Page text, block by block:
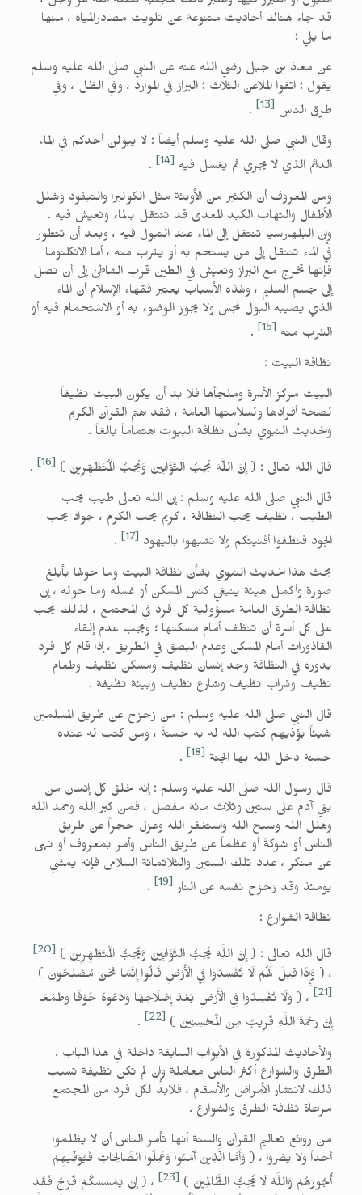
قد جاء هناك أحاديث متنوعة عن تلويث مصادرالمياه ، منها
ما يلي :
عن معاذ بن جبل رضي الله عنه عن النبي صلى الله عليه وسلم
يقول : اتقوا الملاعن الثلاث : البراز في الموارد ، وفي الظل ، وفي
طرق الناس [13]
.
وقال النبي صلى الله عليه وسلم أيضاً : لا يبولن أحدكم في الماء
الدائم الذي لا يجري ثم يغسل فيه [14]
.
ومن المعروف أن الكثير من الأوبئة مثل الكوليرا والتيفود وشلل
الأطفال والتهاب الكبد المعدى قد تنتقل بالماء وتعيش فيه .
وإن البلهارسيا تنتقل إلى الماء عند التبول فيه ، وبعد أن تتطور
في الماء تنتقل إلى من يستحم به أو يشرب منه ، أما الانكلتوما
فإنها تخرج مع البراز وتعيش في الطين قرب الشاطئ إلى أن تصل
إلى جسم السليم ، ولهذه الأسباب يعتبر فقهاء الإسلام أن الماء
الذي يصيبه البول نجس ولا يجوز الوضوء به أو الاستحمام فيه أو
الشرب منه [15]
.
نظافة البيت :
البيت مركز الأسرة وملجأها فلا بد أن يكون البيت نظيفاً
لصحة أفرادها ولسلامتها العامة ، فقد اهتم القرآن الكريم
والحديث النبوي بشأن نظافة البيوت اهتماماً بالغاً .
قال الله تعالى : ( إِنَّ اللَّهَ يُحِبُّ التَّوَّابِينَ وَيُحِبُّ الْمُتَطَهِّرِينَ ) [16]
.
قال النبي صلى الله عليه وسلم : إن الله تعالى طيب يحب
الطيب ، نظيف يحب النظافة ، كريم يحب الكرم ، جواد يحب
الجود فنظفوا أفنيتكم ولا تشبهوا باليهود [17]
.
يحث هذا الحديث النبوي بشأن نظافة البيت وما حولها بأبلغ
صورة وأكمل هيئة ينبغي كنس المسكن أو غسله وما حوله ، إن
نظافة الطرق العامة مسؤولية كل فرد في المجتمع ، لذلك يجب
على كل أسرة أن تنظف أمام مسكنها ؛ ويجب عدم إلقاء
القاذورات أمام المسكن وعدم البصق في الطريق ، إذا قام كل فرد
بدوره في النظافة وجد إنسان نظيف ومسكن نظيف وطعام
نظيف وشراب نظيف وشارع نظيف وبيئة نظيفة .
قال النبي صلى الله عليه وسلم : من زحزح عن طريق المسلمين
شيئاً يؤذيهم كتب الله له به حسنةً ، ومن كتب له عنده
حسنة دخل الله بها الجنة [18]
.
قال رسول الله صلى الله عليه وسلم : إنه خلق كل إنسان من
بني آدم على ستين وثلاث مائة مفصل ، فمن كبر الله وحمد الله
وهلل الله وسبح الله واستغفر الله وعزل حجراً عن طريق
الناس أو شوكةً أو عظماً عن طريق الناس وأمر بمعروف أو نهى
عن منكر ، عدد تلك الستين والثلاثمائة السلامى فإنه يمشي
يومئذ وقد زحزح نفسه عن النار [19]
.
نظافة الشوارع :
قال الله تعالى : ( إِنَّ اللَّهَ يُحِبُّ التَّوَّابِينَ وَيُحِبُّ الْمُتَطَهِّرِينَ ) [20]
، ( وَإِذَا قِيلَ لَهُمْ لَا تُفْسِدُوا فِي الْأَرْضِ قَالُوا إِنَّمَا نَحْنُ مُصْلِحُونَ )
[21]
، ( وَلَا تُفْسِدُوا فِي الْأَرْضِ بَعْدَ إِصْلَاحِهَا وَادْعُوهُ خَوْفًا وَطَمَعًا
إِنَّ رَحْمَةَ اللَّهِ قَرِيبٌ مِنَ الْمُحْسِنِينَ ) [22]
.
والأحاديث المذكورة في الأبواب السابقة داخلة في هذا الباب .
الطرق والشوارع أكثر الناس معاملة وإن لم تكن نظيفة تسبب
ذلك لانتشار الأمراض والأسقام ، فلابد لكل فرد من المجتمع
مراعاة نظافة الطرق والشوارع .
من روائع تعاليم القرآن والسنة أنها تأمر الناس أن لا يظلموا
أحداً ولا يضروا ، ( وَأَمَّا الَّذِينَ آَمَنُوا وَعَمِلُوا الصَّالِحَاتِ فَيُوَفِّيهِمْ
أُجُورَهُمْ وَاللَّهُ لَا يُحِبُّ الظَّالِمِينَ ) [23]
، ( إنْ يَمْسَسْكُمْ قَرْحٌ فَقَدْ